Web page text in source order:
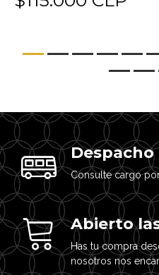
Consulte cargo
Abierto
Has tu compra
nosotros nos